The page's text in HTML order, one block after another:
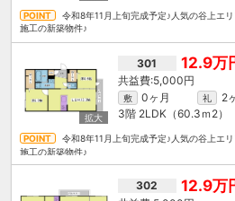
令和8年11月上旬完成予定♪人気の谷上エ
施工の新築物件♪
301 12.9万
5,000円
敷 0ヶ月 礼
2
3階 2LDK（60.3ｍ 2）
令和8年11月上旬完成予定♪人気の谷上エ
施工の新築物件♪
302 12.9万